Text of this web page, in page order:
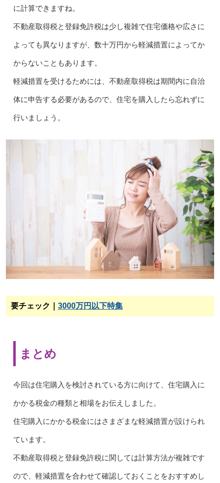
に計算できますね。
不動産取得税と登録免許税は少し複雑で住宅価格や広さに
よっても異なりますが、数十万円から軽減措置によってか
からないこともあります。
軽減措置を受けるためには、不動産取得税は期間内に自治
体に申告する必要があるので、住宅を購入したら忘れずに
行いましょう。
要チェック｜ 3000万円以下特集
まとめ
今回は住宅購入を検討されている方に向けて、住宅購入に
かかる税金の種類と相場をお伝えしました。
住宅購入にかかる税金にはさまざまな軽減措置が設けられ
ています。
不動産取得税と登録免許税に関しては計算方法が複雑です
ので、軽減措置を合わせて確認しておくことをおすすめし